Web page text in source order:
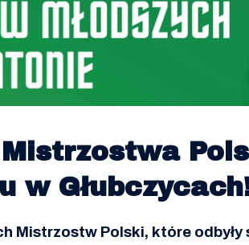
w
Mistrzostw Polski, które